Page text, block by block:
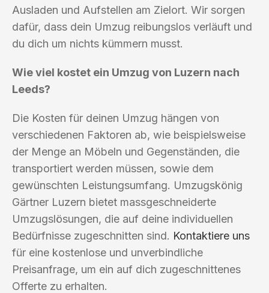
Ausladen und Aufstellen am Zielort. Wir sorgen
dafür, dass dein Umzug reibungslos verläuft und
du dich um nichts kümmern musst.
Wie viel kostet ein Umzug von Luzern nach
Leeds?
Die Kosten für deinen Umzug hängen von
verschiedenen Faktoren ab, wie beispielsweise
der Menge an Möbeln und Gegenständen, die
transportiert werden müssen, sowie dem
gewünschten Leistungsumfang. Umzugskönig
Gärtner Luzern bietet massgeschneiderte
Umzugslösungen, die auf deine individuellen
Bedürfnisse zugeschnitten sind. Kontaktiere uns
für eine kostenlose und unverbindliche
Preisanfrage, um ein auf dich zugeschnittenes
Offerte zu erhalten.